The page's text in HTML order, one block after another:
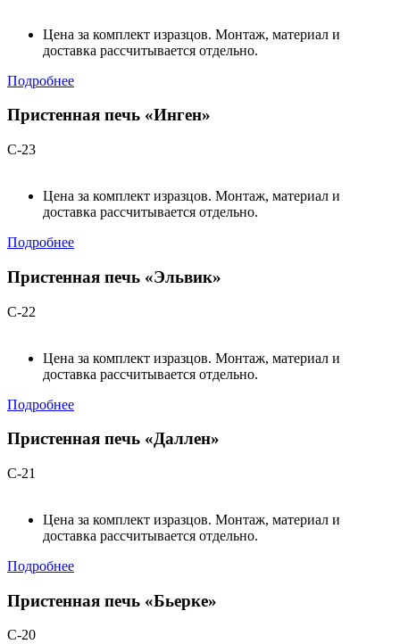
Цена за комплект изразцов. Монтаж, материал и
доставка рассчитывается отдельно.
Подробнее
Пристенная печь «Инген»
С-23
Цена за комплект изразцов. Монтаж, материал и
доставка рассчитывается отдельно.
Подробнее
Пристенная печь «Эльвик»
С-22
Цена за комплект изразцов. Монтаж, материал и
доставка рассчитывается отдельно.
Подробнее
Пристенная печь «Даллен»
С-21
Цена за комплект изразцов. Монтаж, материал и
доставка рассчитывается отдельно.
Подробнее
Пристенная печь «Бьерке»
С-20